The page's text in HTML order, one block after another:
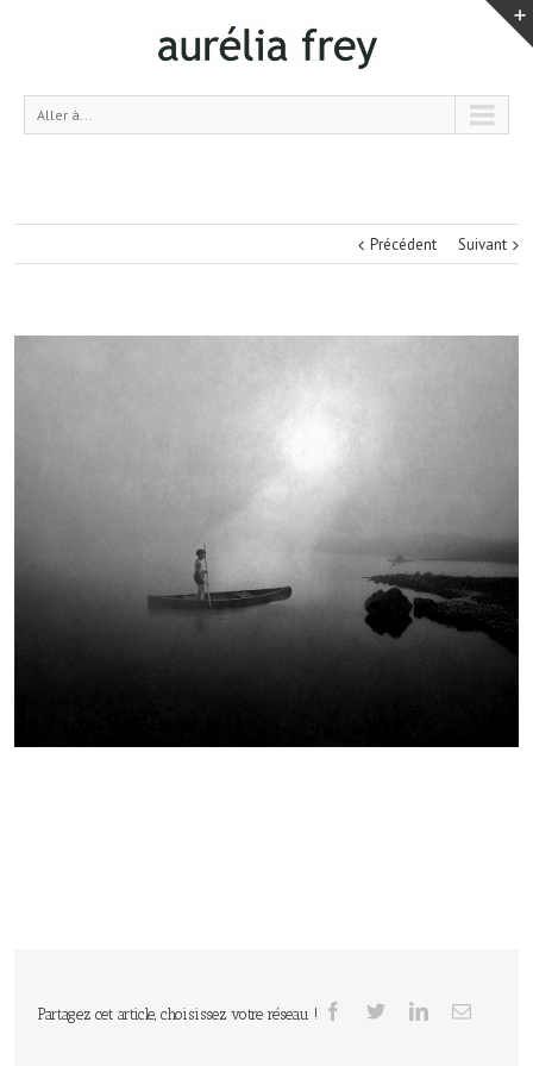
Aller à...
Précédent Suivant
Partagez cet article, choisissez votre réseau !